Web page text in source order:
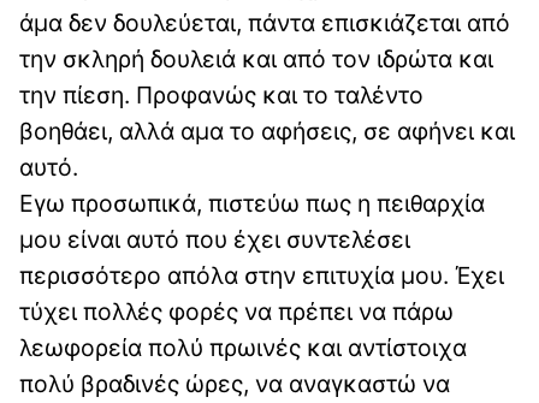
άμα δεν δουλεύεται, πάντα επισκιάζεται από
την σκληρή δουλειά και από τον ιδρώτα και
την πίεση. Προφανώς και το ταλέντο
βοηθάει, αλλά αμα το αφήσεις, σε αφήνει και
αυτό.
Εγω προσωπικά, πιστεύω πως η πειθαρχία
μου είναι αυτό που έχει συντελέσει
περισσότερο απόλα στην επιτυχία μου. Έχει
τύχει πολλές φορές να πρέπει να πάρω
λεωφορεία πολύ πρωινές και αντίστοιχα
πολύ βραδινές ώρες, να αναγκαστώ να